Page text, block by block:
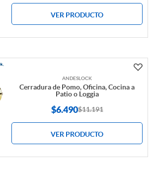
VER PRODUCTO
ANDESLOCK
Cerradura de Pomo, Oficina, Cocina a
Patio o Loggia
$6.490$11.191
VER PRODUCTO